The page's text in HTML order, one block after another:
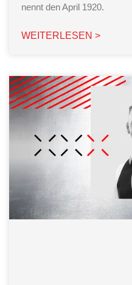
nennt den April 1920.
WEITERLESEN >